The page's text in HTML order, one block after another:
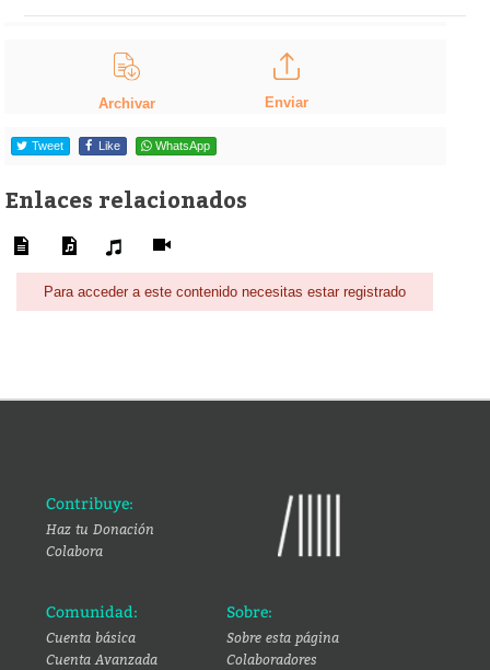
Archivar Enviar
Tweet Like WhatsApp
Enlaces relacionados
Para acceder a este contenido necesitas estar registrado
Contribuye:
Haz tu Donación
Colabora
Comunidad:
Cuenta básica
Cuenta Avanzada
Sobre:
Sobre esta página
Colaboradores